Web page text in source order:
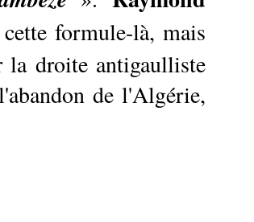
formule-là, mais
droite antigaulliste
de l'Algérie,